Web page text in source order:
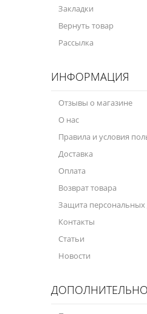
Закладки
Вернуть товар
Рассылка
ИНФОРМАЦИЯ
Отзывы о магазине
О нас
Правила и условия
Доставка
Оплата
Возврат товара
Защита
Контакты
Статьи
Новости
ДОПОЛНИТЕЛЬНО